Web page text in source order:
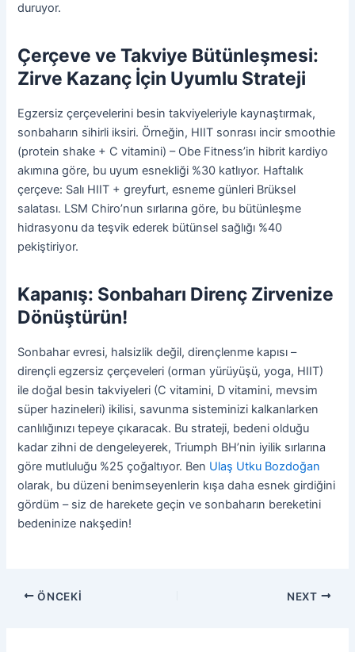
duruyor.
Çerçeve ve Takviye Bütünleşmesi:
Zirve Kazanç İçin Uyumlu Strateji
Egzersiz çerçevelerini besin takviyeleriyle kaynaştırmak,
sonbaharın sihirli iksiri. Örneğin, HIIT sonrası incir smoothie
(protein shake + C vitamini) – Obe Fitness’in hibrit kardiyo
akımına göre, bu uyum esnekliği %30 katlıyor. Haftalık
çerçeve: Salı HIIT + greyfurt, esneme günleri Brüksel
salatası. LSM Chiro’nun sırlarına göre, bu bütünleşme
hidrasyonu da teşvik ederek bütünsel sağlığı %40
pekiştiriyor.
Kapanış: Sonbaharı Direnç Zirvenize
Dönüştürün!
Sonbahar evresi, halsizlik değil, dirençlenme kapısı –
dirençli egzersiz çerçeveleri (orman yürüyüşü, yoga, HIIT)
ile doğal besin takviyeleri (C vitamini, D vitamini, mevsim
süper hazineleri) ikilisi, savunma sisteminizi kalkanlarken
canlılığınızı tepeye çıkaracak. Bu strateji, bedeni olduğu
kadar zihni de dengeleyerek, Triumph BH’nin iyilik sırlarına
göre mutluluğu %25 çoğaltıyor. Ben Ulaş Utku Bozdoğan
olarak, bu düzeni benimseyenlerin kışa daha esnek girdiğini
gördüm – siz de harekete geçin ve sonbaharın bereketini
bedeninize nakşedin!
Yazı
ÖNCEKI NEXT